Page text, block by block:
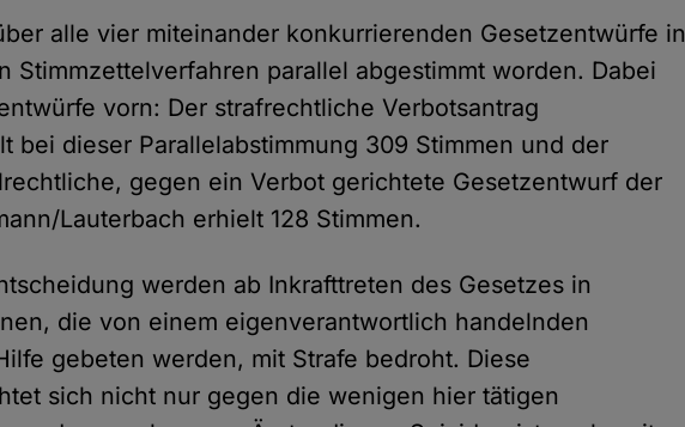
alle vier miteinander konkurrierenden Gesetzentwürfe in
Stimmzettelverfahren parallel abgestimmt worden. Dabei
vorn: Der strafrechtliche Verbotsantrag
bei dieser Parallelabstimmung 309 Stimmen und der
gegen ein Verbot gerichtete Gesetzentwurf der
Lauterbach erhielt 128 Stimmen.
werden ab Inkrafttreten des Gesetzes in
die von einem eigenverantwortlich handelnden
gebeten werden, mit Strafe bedroht. Diese
sich nicht nur gegen die wenigen hier tätigen